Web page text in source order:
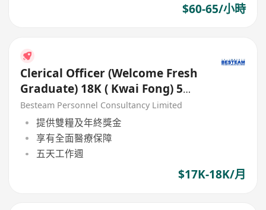
$60-65/小時
Clerical Officer (Welcome Fresh
Graduate) 18K ( Kwai Fong) 5
Days
Besteam Personnel Consultancy Limited
提供雙糧及年終獎金
享有全面醫療保障
五天工作週
$17K-18K/月